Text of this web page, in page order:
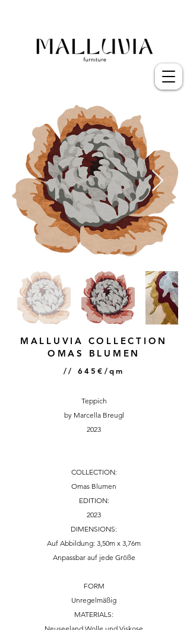
MALLUVIA COLLECTION
OMAS BLUMEN
// 645€/qm
Teppich
by Marcella Breugl
2023
COLLECTION:
Omas Blumen
EDITION:
2023
DIMENSIONS:
Auf Abbildung: 3,50m x 3,76m
Anpassbar auf jede Größe
FORM
Unregelmäßig
MATERIALS: